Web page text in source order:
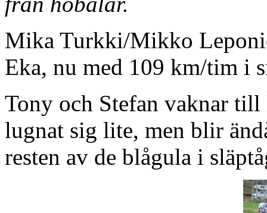
Mika Turkki/Mikko
Eka, nu med 109 km/tim i
Tony och Stefan vaknar
lugnat sig lite, men blir
resten av de blågula i